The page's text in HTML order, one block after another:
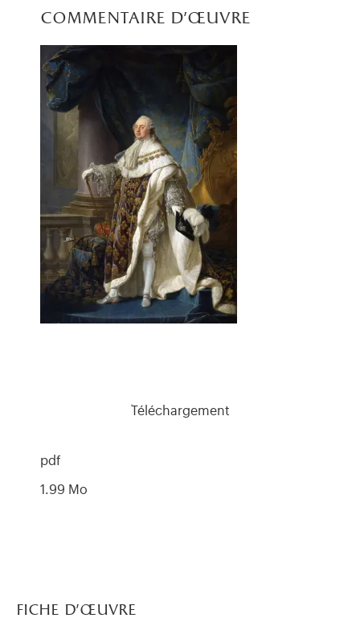
commentaire d'œuvre
Téléchargement
pdf
1.99 Mo
fiche d’œuvre